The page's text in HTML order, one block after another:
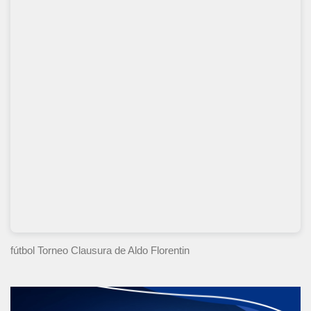
fútbol Torneo Clausura de Aldo Florentin